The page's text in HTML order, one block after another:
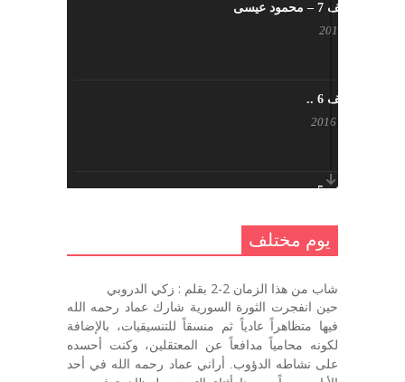
يوم مختلف 7 – محمود عيسى
يوم مختلف 6 ..
يوم مختلف 5 ..
يوم مختلف …
يوم مختلف 3
يوم مختلف
شاب من هذا الزمان 2-2 بقلم : زكي الدروبي
حين انفجرت الثورة السورية شارك عماد رحمه الله
فيها متظاهراً عادياً ثم منسقاً للتنسيقيات، بالإضافة
لكونه محامياً مدافعاً عن المعتقلين، وكنت أحسده
على نشاطه الدؤوب. أراني عماد رحمه الله في أحد